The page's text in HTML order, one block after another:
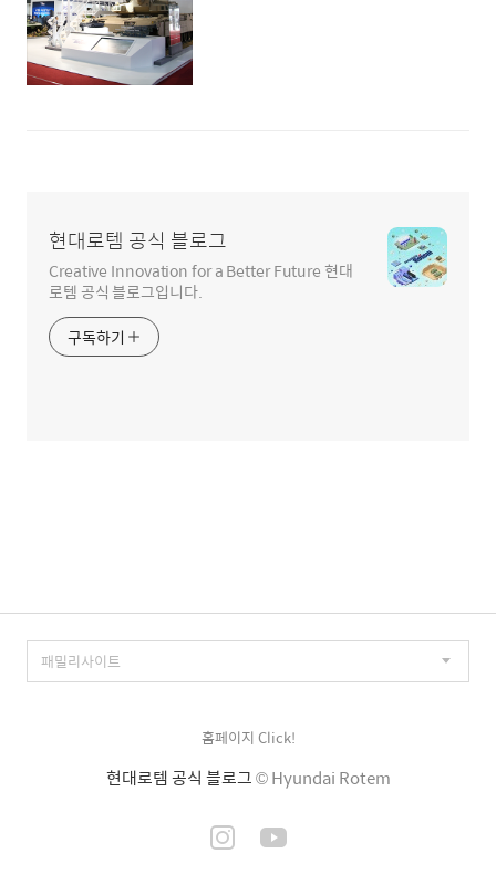
현대로템 공식 블로그
Creative Innovation for a Better Future 현대
로템 공식 블로그입니다.
구독하기
홈페이지 Click!
현대로템 공식 블로그© Hyundai Rotem